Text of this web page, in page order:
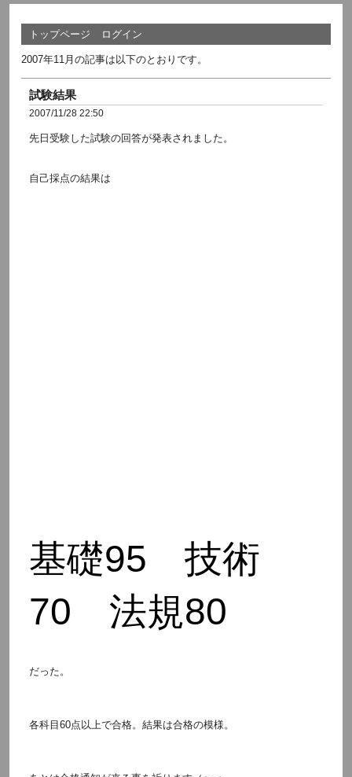
トップページ ログイン
2007年11月の記事は以下のとおりです。
試験結果
2007/11/28 22:50
先日受験した試験の回答が発表されました。
自己採点の結果は
基礎95 技術
70 法規80
だった。
各科目60点以上で合格。結果は合格の模様。